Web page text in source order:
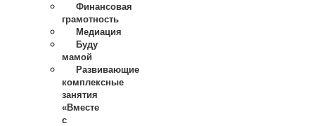
Финансовая
грамотность
Медиация
Буду
мамой
Развивающие
комплексные
занятия
«Вместе
с